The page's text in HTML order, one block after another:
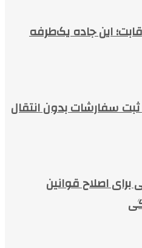
رقابت؛ این جاده یک‌طرفه
ثبت سفارشات بدون انتقال
اصلاح قوانین